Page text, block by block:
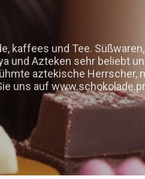
kaffees und Tee. Süßwaren,
und Azteken sehr beliebt
aztekische Herrscher,
uns auf